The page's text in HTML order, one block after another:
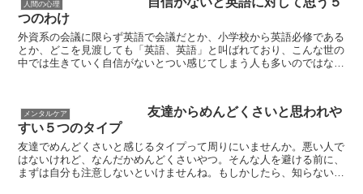
人間の心理
つのわけ
外資系の会議に限らず英語で会議だとか、小学校から英語必修である
とか、どこを見渡しても「英語、英語」と叫ばれており、こんな世の
中では生きていく自信がないとつい感じてしまう人も多いのではない
メンタルケア
友達からめんどくさいと思われや
すい５つのタイプ
友達でめんどくさいと感じるタイプって周りにいませんか。悪い人で
はないけれど、なんだかめんどくさいやつ。そんな人を避ける前に、
まずは自分も注意しないといけませんね。もしかしたら、知らないう